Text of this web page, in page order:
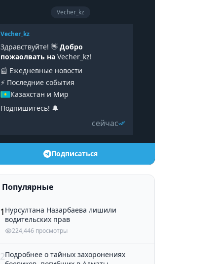
Vecher_kz
Vecher_kz
Здравствуйте! 👋 Добро
пожаолвать наVecher_kz!
📰 Ежедневные новости
⚡️ Последние события
Казахстан и Мир
Подпишитесь! 🔔
сейчас
Подписаться
Популярные
1 Нурсултана Назарбаева лишили
водительских прав
224,446 просмотры
2Подробнее о тайных захоронениях